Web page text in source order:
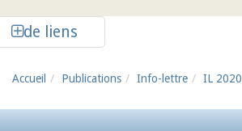
de liens
Accueil Publications Info-lettre IL 2020